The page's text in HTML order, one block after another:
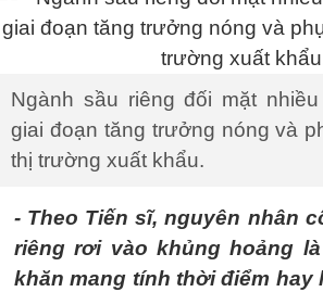
Ngành sầu riêng đối mặt
giai đoạn tăng trưởng nóng và
thị trường xuất khẩu.
- Theo Tiến sĩ, nguyên nhân
riêng rơi vào khủng hoảng
khăn mang tính thời điểm hay